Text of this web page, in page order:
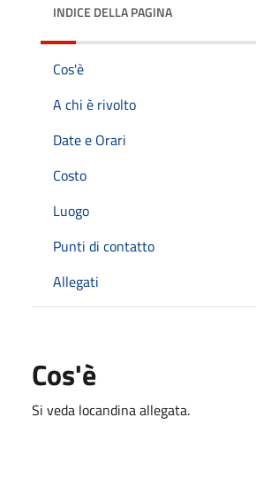
INDICE DELLA PAGINA
Cos'è
A chi è rivolto
Date e Orari
Costo
Luogo
Punti di contatto
Allegati
Cos'è
Si veda locandina allegata.